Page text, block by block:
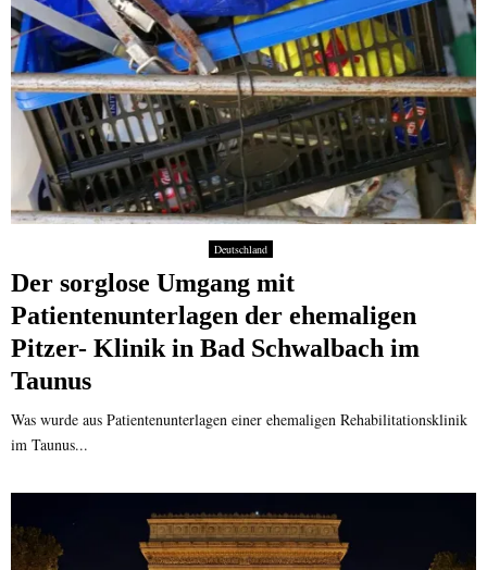
Deutschland
Der sorglose Umgang mit
Patientenunterlagen der ehemaligen
Pitzer- Klinik in Bad Schwalbach im
Taunus
Was wurde aus Patientenunterlagen einer ehemaligen Rehabilitationsklinik
im Taunus...